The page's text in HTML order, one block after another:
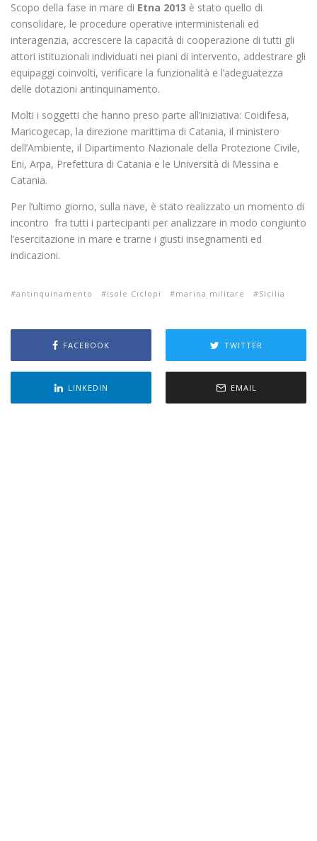
Scopo della fase in mare di Etna 2013 è stato quello di
consolidare, le procedure operative interministeriali ed
interagenzia, accrescere la capacità di cooperazione di tutti gli
attori istituzionali individuati nei piani di intervento, addestrare gli
equipaggi coinvolti, verificare la funzionalità e l’adeguatezza
delle dotazioni antinquinamento.
Molti i soggetti che hanno preso parte all’iniziativa: Coidifesa,
Maricogecap, la direzione marittima di Catania, il ministero
dell’Ambiente, il Dipartimento Nazionale della Protezione Civile,
Eni, Arpa, Prefettura di Catania e le Università di Messina e
Catania.
Per l’ultimo giorno, sulla nave, è stato realizzato un momento di
incontro fra tutti i partecipanti per analizzare in modo congiunto
l’esercitazione in mare e trarne i giusti insegnamenti ed
indicazioni.
antinquinamento isole Ciclopi marina militare Sicilia
FACEBOOK TWITTER
LINKEDIN EMAIL